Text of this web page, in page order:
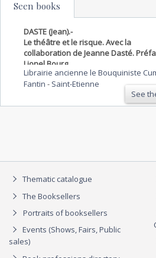
Seen books
DASTE (Jean).-
Le théâtre et le risque. Avec la
collaboration de Jeanne Dasté.
Lionel Bourg.
Librairie ancienne le Bouquiniste
Fantin - Saint-Etienne
See
Thematic catalogue
The Booksellers
Portraits of booksellers
Events (Shows, Fairs, Public
sales)